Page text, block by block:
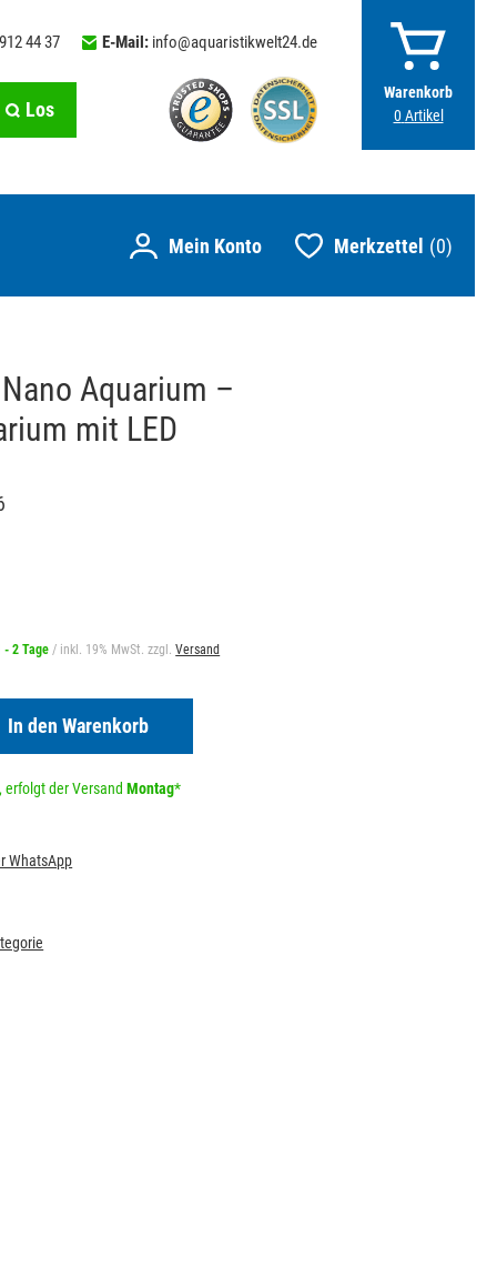
Warenkorb
0 Artikel
44 37 E-Mail: info@aquaristikwelt24.de
Los
Merkzettel 0
Aquarium –
mit LED
- 2 Tage/ inkl. 19% MwSt. zzgl.Versand
In den Warenkorb
erfolgt der VersandMontag*
WhatsApp